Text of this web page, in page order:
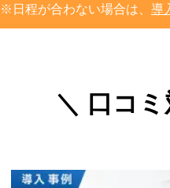
※日程が合わない場合は、 導
＼ 口コミ